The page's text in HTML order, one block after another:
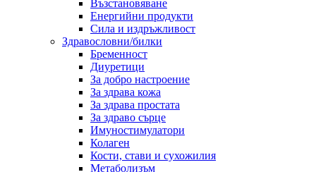
Възстановяване
Енергийни продукти
Сила и издръжливост
Здравословни/билки
Бременност
Диуретици
За добро настроение
За здрава кожа
За здрава простата
За здраво сърце
Имуностимулатори
Колаген
Кости, стави и сухожилия
Метаболизъм